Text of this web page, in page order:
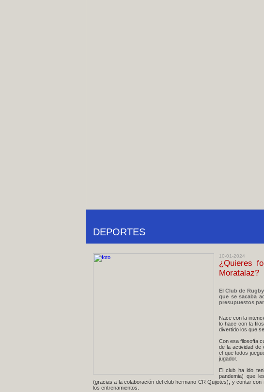
DEPORTES
10-01-2024
¿Quieres
Moratalaz?
El Club de
que se sacaba
presupuestos
Nace con la
lo hace con la
divertido los que
Con esa filosofía
de la actividad de
el que todos
jugador.
El club ha ido
pandemia) que
(gracias a la colaboración del club hermano CR Quijotes), y contar
los entrenamientos.